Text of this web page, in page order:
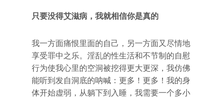
只要没得艾滋病，我就相信你是真的
我一方面痛恨里面的自己，另一方面又尽情地
享受罪中之乐。淫乱的性生活和不节制的自慰
行为使我心里的空洞被挖得更大更深，我仿佛
能听到发自洞底的呐喊：更多！更多！我的身
体开始虚弱，从躺下到入睡，我需要一个多小